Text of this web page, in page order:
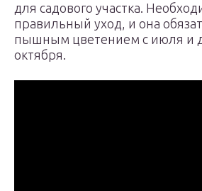
для садового участка.
правильный уход, и она
пышным цветением с июля и
октября.